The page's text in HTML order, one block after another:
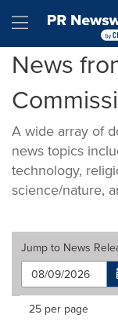
Hamburger
News
A wide array of
news topics
technology,
science/nature,
Jump to News
Making
Items per page:
25 per page